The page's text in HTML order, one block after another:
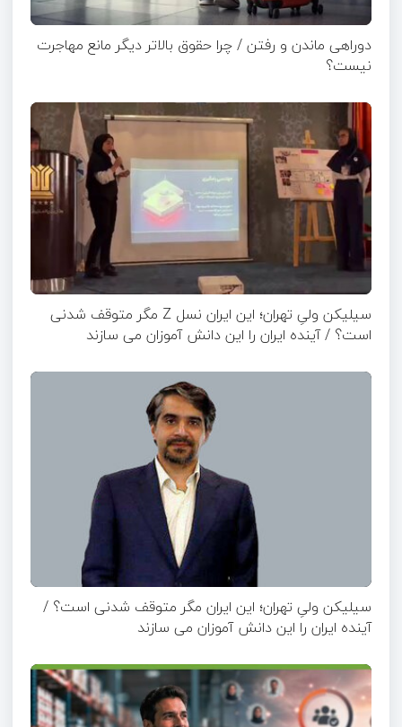
دوراهی ماندن و رفتن / چرا حقوق بالاتر دیگر مانع مهاجرت
نیست؟
سیلیکن ولیِ تهران؛ این ایران نسل Z مگر متوقف شدنی
است؟ / آینده ایران را این دانش آموزان می سازند
سیلیکن ولیِ تهران؛ این ایران مگر متوقف شدنی است؟ /
آینده ایران را این دانش آموزان می سازند